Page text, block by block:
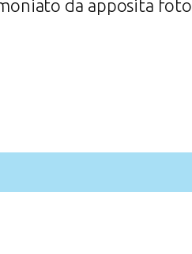
da apposita foto